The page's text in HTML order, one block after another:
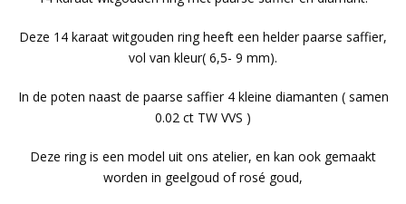
Deze 14 karaat witgouden ring heeft een helder paarse saffier,
vol van kleur( 6,5- 9 mm).
In de poten naast de paarse saffier 4 kleine diamanten ( samen
0.02 ct TW VVS )
Deze ring is een model uit ons atelier, en kan ook gemaakt
worden in geelgoud of rosé goud,